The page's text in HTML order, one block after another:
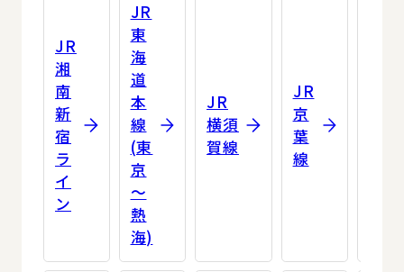
JR
湘
南
新
宿
ラ
イ
ン
JR
東
海
道
本
線
(東
京
～
熱
海)
JR
横須
賀線
JR
京
葉
線